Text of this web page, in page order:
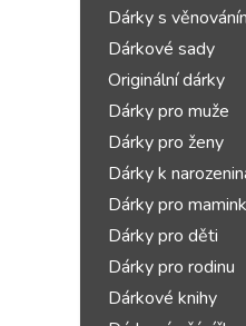
Dárky s
Dárkové sady
Originální dárky
Dárky pro muže
Dárky pro ženy
Dárky k
Dárky pro
Dárky pro děti
Dárky pro rodinu
Dárkové knihy